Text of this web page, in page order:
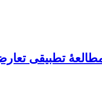
تطبیقی